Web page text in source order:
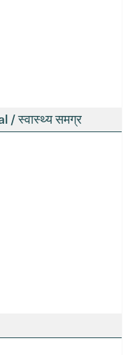
/ स्वास्थ्य समग्र